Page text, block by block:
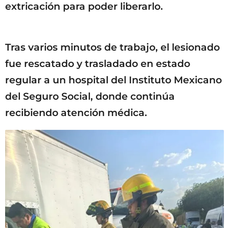
extricación para poder liberarlo.
Tras varios minutos de trabajo, el lesionado
fue rescatado y trasladado en estado
regular a un hospital del Instituto Mexicano
del Seguro Social, donde continúa
recibiendo atención médica.